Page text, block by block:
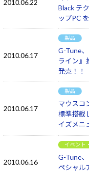
2010.06.22
Black テ
ップPC
2010.06.17
製品
G-Tune
ライン』
発売！！
2010.06.17
製品
マウスコ
標準搭載
イズメニ
2010.06.16
イベント
G-Tune
ペシャル